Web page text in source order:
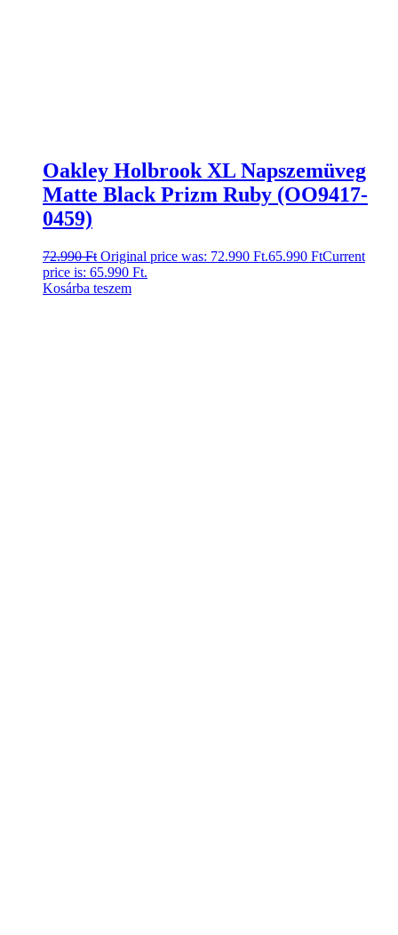
Oakley Holbrook XL Napszemüveg
Matte Black Prizm Ruby (OO9417-
0459)
72.990Ft Original price was: 72.990 Ft.65.990 FtCurrent
price is: 65.990 Ft.
Kosárba teszem